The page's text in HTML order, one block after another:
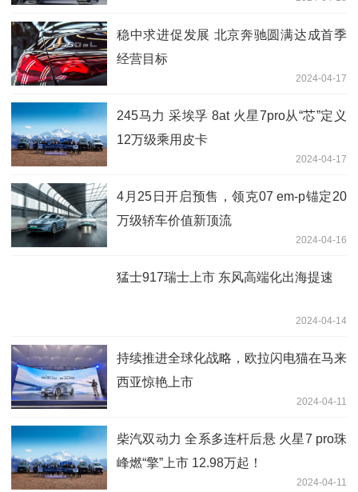
稳中求进促发展 北京奔驰圆满达成首季
经营目标
2024-04-17
245马力 采埃孚 8at 火星7pro从“芯”定义
12万级乘用皮卡
2024-04-17
4月25日开启预售，领克07 em-p锚定20
万级轿车价值新顶流
2024-04-16
猛士917瑞士上市 东风高端化出海提速
2024-04-14
持续推进全球化战略，欧拉闪电猫在马来
西亚惊艳上市
2024-04-11
柴汽双动力 全系多连杆后悬 火星7 pro珠
峰燃“擎”上市 12.98万起！
2024-04-11